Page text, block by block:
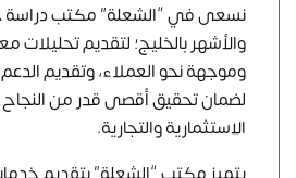
نسعى في “الشعلة” مكتب دراسة
والأشهر بالخليج؛ لتقديم تحليلات
وموجهة نحو العملاء، وتقديم
لضمان تحقيق أقصى قدر من
الاستثمارية والتجارية.